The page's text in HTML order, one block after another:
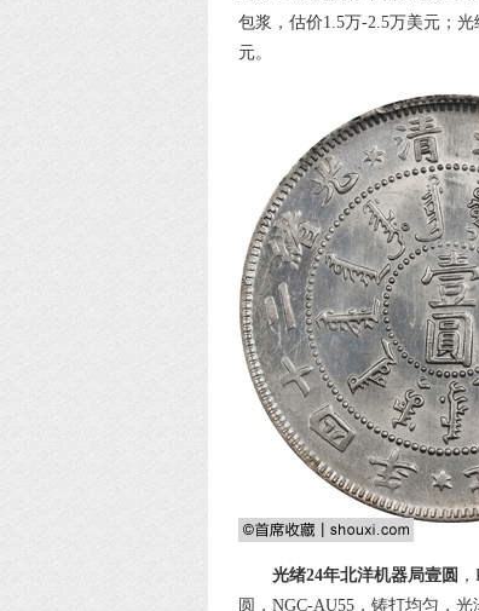
包浆，估价1.5万-2.5万美元；
元。
光绪24年北洋机器局壹圆
圆，NGC-AU55，铸打均匀，